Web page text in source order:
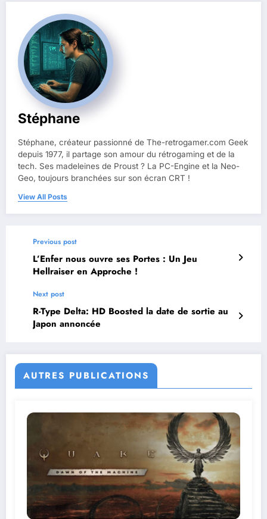
Stéphane
Stéphane, créateur passionné de The-retrogamer.com Geek
depuis 1977, il partage son amour du rétrogaming et de la
tech. Ses madeleines de Proust ? La PC-Engine et la Neo-
Geo, toujours branchées sur son écran CRT !
View All Posts
Previous post
L’Enfer nous ouvre ses Portes : Un Jeu
Hellraiser en Approche !
Next post
R-Type Delta: HD Boosted la date de sortie au
Japon annoncée
AUTRES PUBLICATIONS